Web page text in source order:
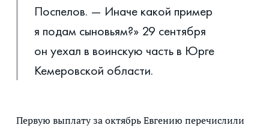
Поспелов. — Иначе какой пример
я подам сыновьям?» 29 сентября
он уехал в воинскую часть в Юрге
Кемеровской области.
Первую выплату за октябрь Евгению перечислили